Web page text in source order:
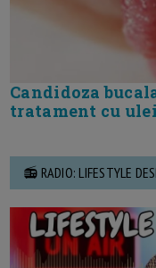
Candidoza
tratament cu
📻 RADIO: LIFESTYLE